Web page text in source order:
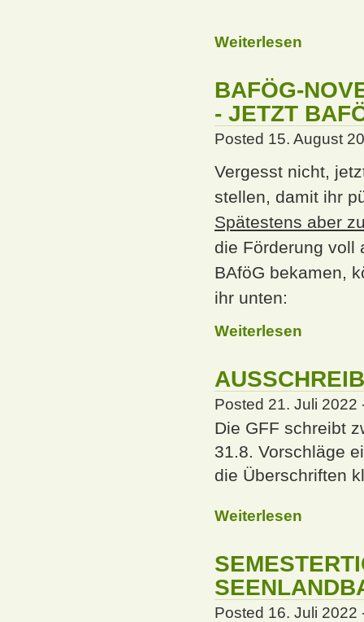
Weiterlesen
BAFÖG-
- JETZT
Posted 15. August
Vergesst nicht,
stellen, damit ihr
Spätestens aber
die Förderung voll
BAföG bekamen,
ihr unten:
Weiterlesen
Posted 21. Juli 2022
Die GFF schreibt
31.8. Vorschläge
die Überschriften
Weiterlesen
Posted 16. Juli 2022